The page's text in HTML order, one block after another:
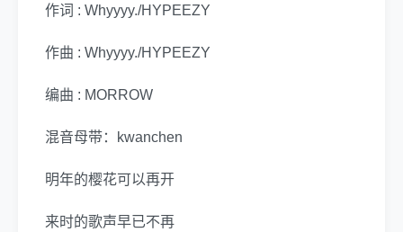
作词 : Whyyyy./HYPEEZY
作曲 : Whyyyy./HYPEEZY
编曲 : MORROW
混音母带：kwanchen
明年的樱花可以再开
来时的歌声早已不再